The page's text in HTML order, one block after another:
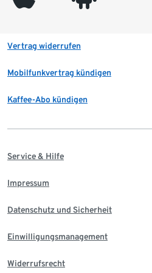
Vertrag widerrufen
Mobilfunkvertrag kündigen
Kaffee-Abo kündigen
Service & Hilfe
Impressum
Datenschutz und Sicherheit
Einwilligungsmanagement
Widerrufsrecht